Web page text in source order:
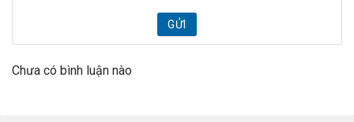
GỬI
Chưa có bình luận nào